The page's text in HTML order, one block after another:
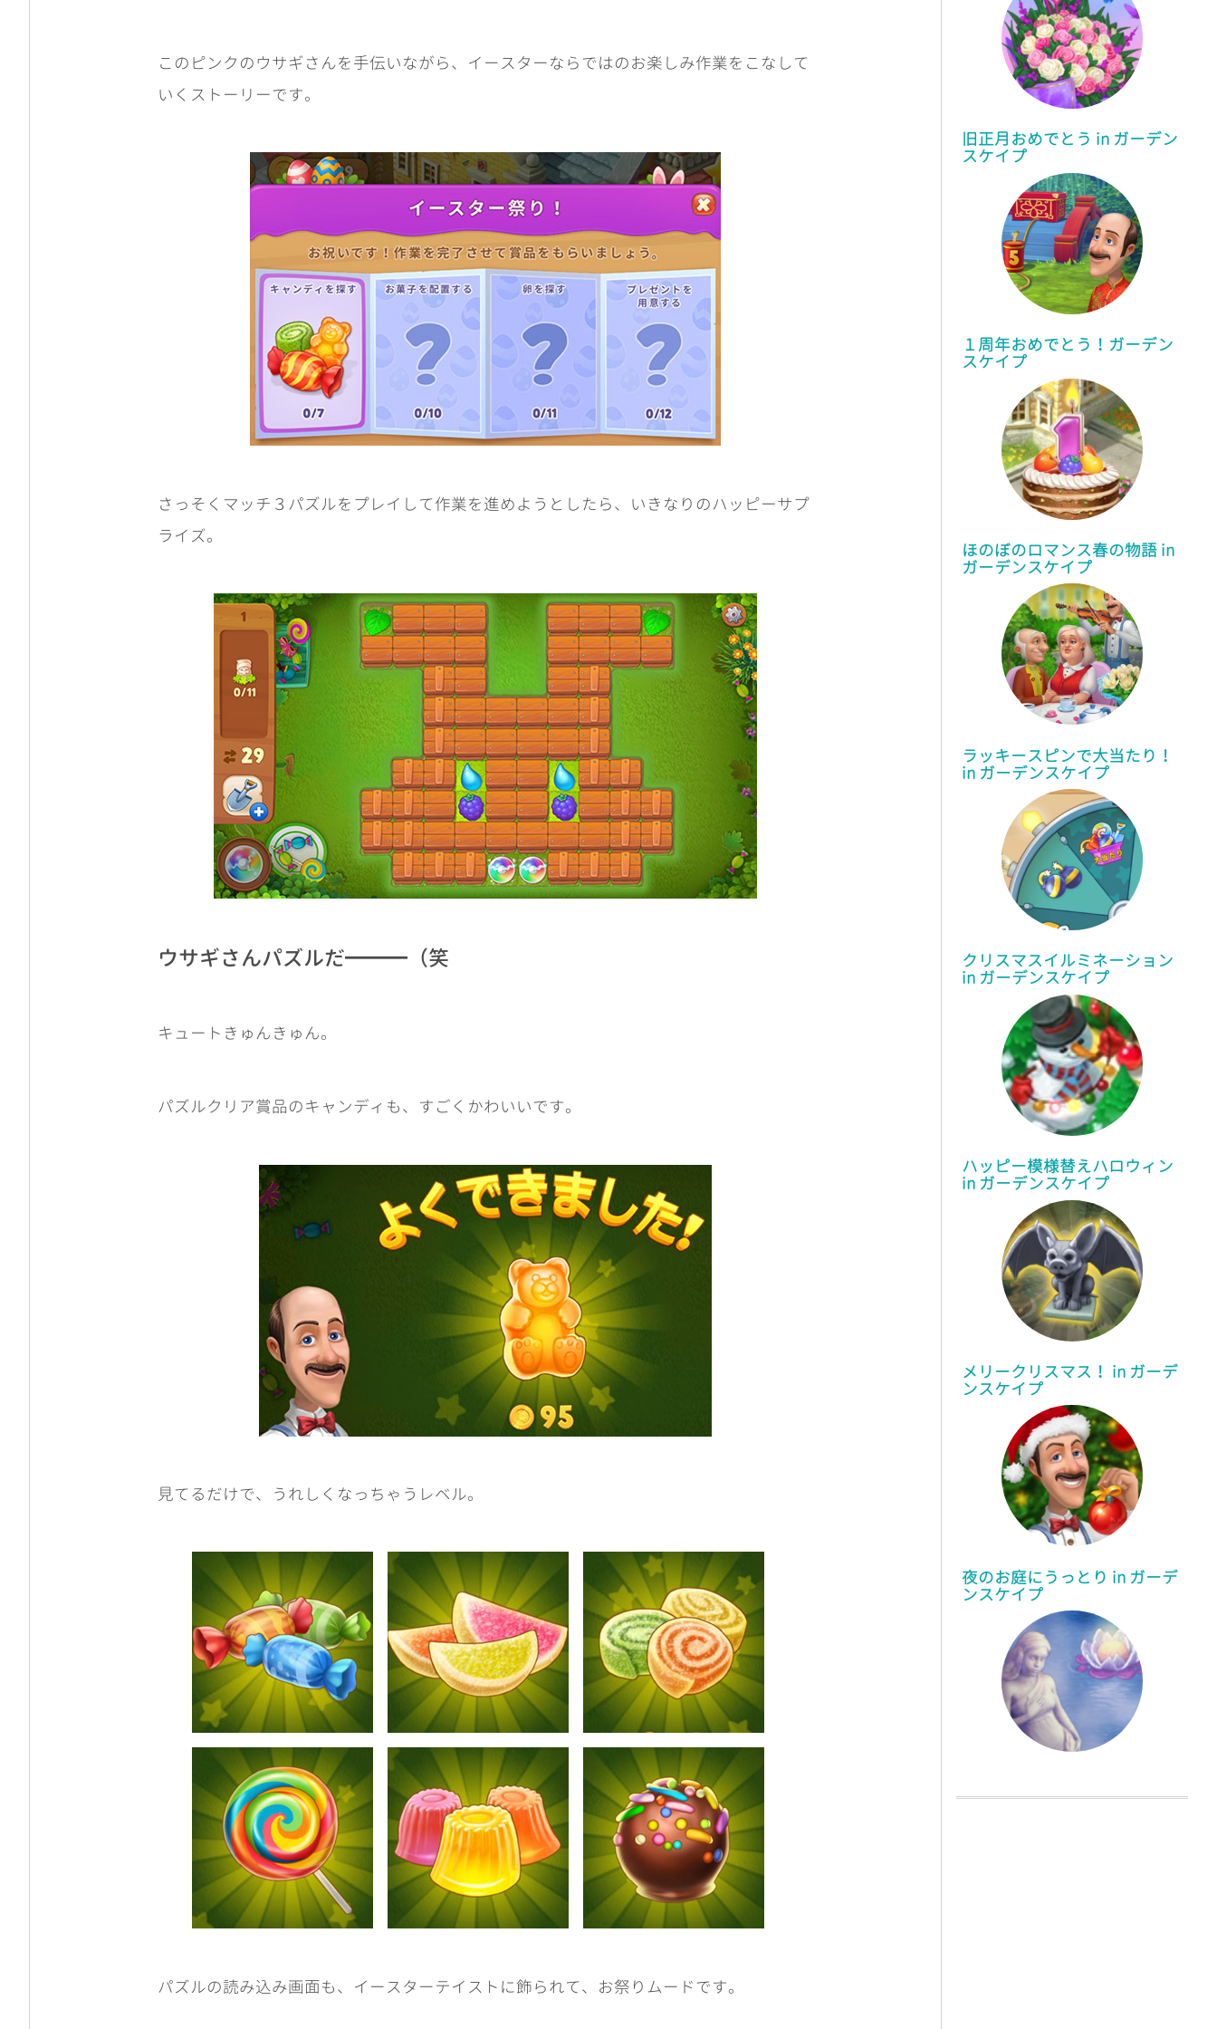
このピンクのウサギさんを手伝いながら、イースターならではのお楽しみ作業をこなして
いくストーリーです。
さっそくマッチ３パズルをプレイして作業を進めようとしたら、いきなりのハッピーサプ
ライズ。
ウサギさんパズルだ━━━（笑
キュートきゅんきゅん。
パズルクリア賞品のキャンディも、すごくかわいいです。
見てるだけで、うれしくなっちゃうレベル。
パズルの読み込み画面も、イースターテイストに飾られて、お祭りムードです。
旧正月おめでとう in ガーデン
スケイプ
１周年おめでとう！ ガーデン
スケイプ
ほのぼのロマンス春の物語 in
ガーデンスケイプ
ラッキースピンで大当たり！
in ガーデンスケイプ
クリスマスイルミネーション
in ガーデンスケイプ
ハッピー模様替えハロウィン
in ガーデンスケイプ
メリークリスマス！ in ガーデ
ンスケイプ
夜のお庭にうっとり in ガーデ
ンスケイプ